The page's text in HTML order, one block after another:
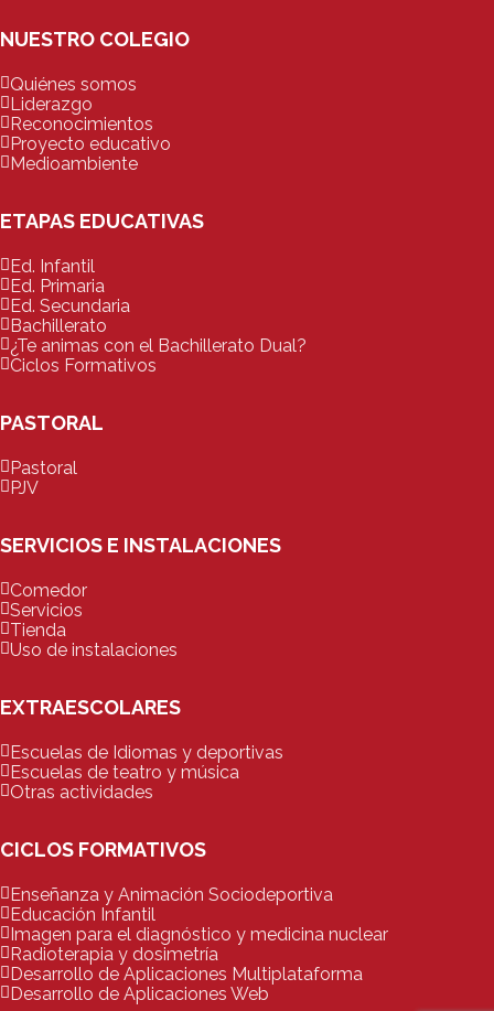
NUESTRO COLEGIO
Quiénes somos
Liderazgo
Reconocimientos
Proyecto educativo
Medioambiente
ETAPAS EDUCATIVAS
Ed. Infantil
Ed. Primaria
Ed. Secundaria
Bachillerato
¿Te animas con el Bachillerato Dual?
Ciclos Formativos
PASTORAL
Pastoral
PJV
SERVICIOS E INSTALACIONES
Comedor
Servicios
Tienda
Uso de instalaciones
EXTRAESCOLARES
Escuelas de Idiomas y deportivas
Escuelas de teatro y música
Otras actividades
CICLOS FORMATIVOS
Enseñanza y Animación Sociodeportiva
Educación Infantil
Imagen para el diagnóstico y medicina nuclear
Radioterapia y dosimetría
Desarrollo de Aplicaciones Multiplataforma
Desarrollo de Aplicaciones Web